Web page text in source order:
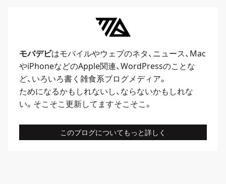
モバデビはモバイルやウェブのネタ、ニュース、Mac
やiPhoneなどのApple関連、WordPressのことな
ど、いろいろ書く雑食系ブログメディア。
ためになるかもしれないし、ならないかもしれな
い。そこそこ更新してますそこそこ。
このブログについてもっと詳しく